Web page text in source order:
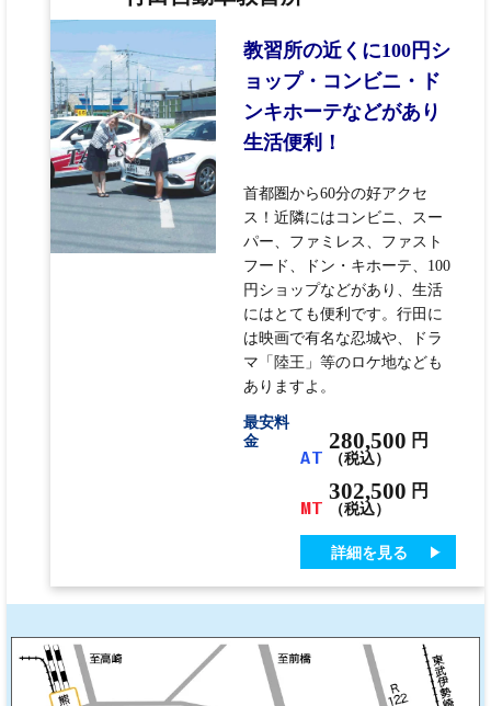
教習所の近くに100円シ
ョップ・コンビニ・ド
ンキホーテなどがあり
生活便利！
首都圏から60分の好アクセ
ス！近隣にはコンビニ、スー
パー、ファミレス、ファスト
フード、ドン・キホーテ、100
円ショップなどがあり、生活
にはとても便利です。行田に
は映画で有名な忍城や、ドラ
マ「陸王」等のロケ地なども
ありますよ。
最安料
金
AT
280,500 円
（税込）
MT
302,500 円
（税込）
詳細を見る